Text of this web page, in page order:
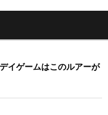
イゲームはこのルアーが